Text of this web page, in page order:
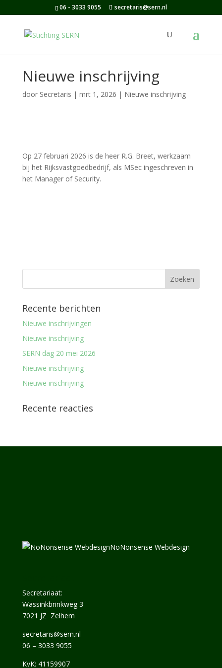
06 - 3033 9055 secretaris@sern.nl
Nieuwe inschrijving
door Secretaris | mrt 1, 2026 | Nieuwe inschrijving
Op 27 februari 2026 is de heer R.G. Breet, werkzaam
bij het Rijksvastgoedbedrijf, als MSec ingeschreven in
het Manager of Security.
Recente berichten
Nieuwe inschrijvingen
Nieuwe inschrijving
SERN dag 20 mei 2026
Nieuwe inschrijving
Nieuwe inschrijving
Recente reacties
NoNonsense Webdesign
Secretariaat:
Wassinkbrinkweg 3
7021 JZ Zelhem
secretaris@sern.nl
06 – 3033 9055
KvK: 41159907